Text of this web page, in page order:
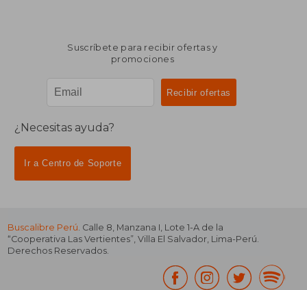
Suscríbete para recibir ofertas y
promociones
¿Necesitas ayuda?
Ir a Centro de Soporte
Buscalibre Perú . Calle 8, Manzana I, Lote 1-A de la
“Cooperativa Las Vertientes”, Villa El Salvador, Lima-Perú.
Derechos Reservados.